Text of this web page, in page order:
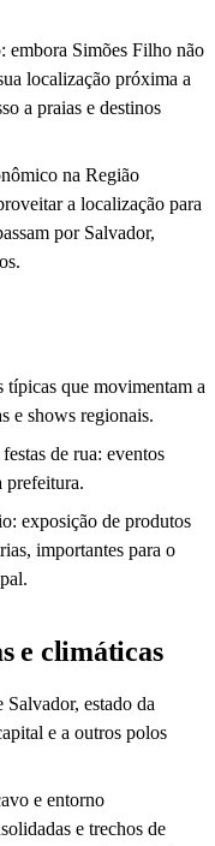
embora Simões Filho não
localização próxima a
a praias e destinos
na Região
a localização para
por Salvador,
típicas que movimentam a
e shows regionais.
de rua: eventos
prefeitura.
exposição de produtos
importantes para o
e climáticas
estado da
e a outros polos
e entorno
e trechos de